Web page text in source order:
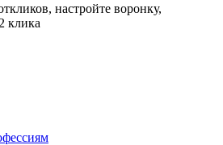
настройте воронку,
клика